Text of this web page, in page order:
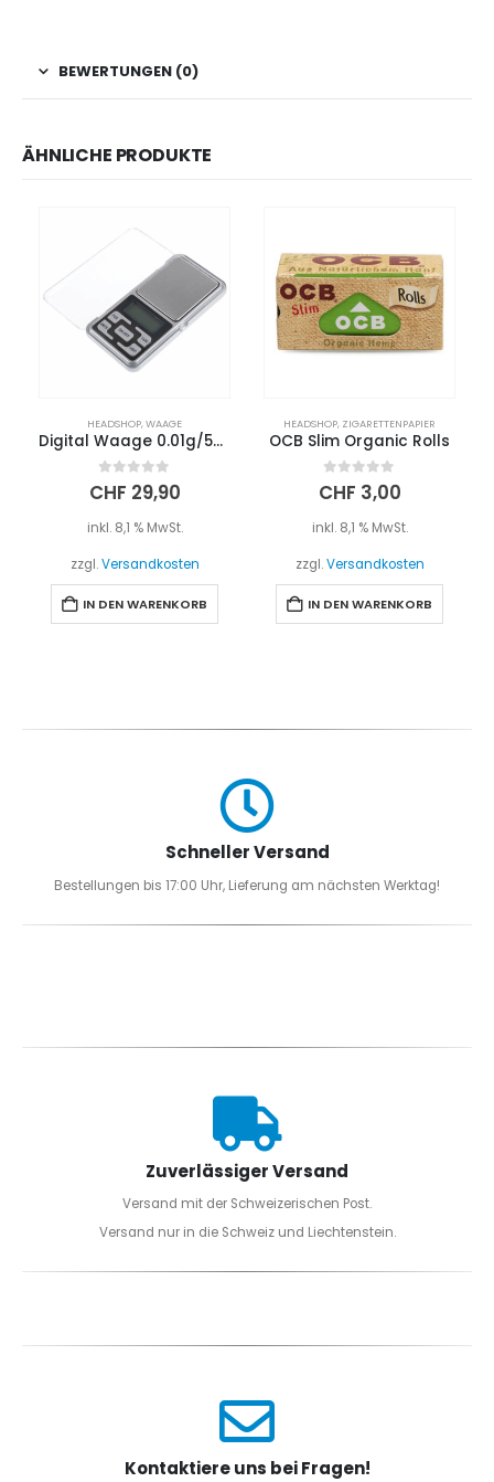
BEWERTUNGEN (0)
ÄHNLICHE PRODUKTE
HEADSHOP,WAAGE
Digital Waage 0.01g/500g
0out of 5
CHF 29,90
inkl. 8,1 % MwSt.
zzgl.Versandkosten
IN DEN WARENKORB
HEADSHOP, ZIGARETTENPAPIER
OCB Slim Organic Rolls
0 out of 5
CHF 3,00
inkl. 8,1 % MwSt.
zzgl.Versandkosten
IN DEN WARENKORB
Schneller Versand
Bestellungen bis 17:00 Uhr, Lieferung am nächsten Werktag!
Zuverlässiger Versand
Versand mit der Schweizerischen Post.
Versand nur in die Schweiz und Liechtenstein.
Kontaktiere uns bei Fragen!